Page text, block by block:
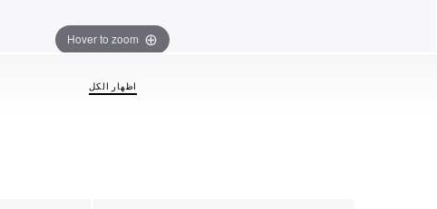
Hover to zoom
اظهار الكل